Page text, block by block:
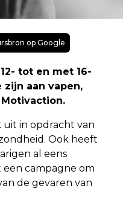
op Google
tot en met 16-
aan vapen,
in opdracht van
Ook heeft
al eens
campagne om
de gevaren van